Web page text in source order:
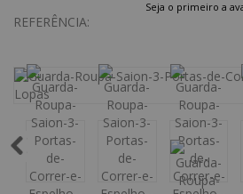
Seja o primeiro a
REFERÊNCIA: